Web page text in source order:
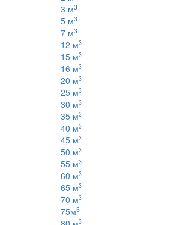
3 м3
5 м3
7 м3
12 м3
15 м3
16 м3
20 м3
25 м3
30 м3
35 м3
40 м3
45 м3
50 м3
55 м3
60 м3
65 м3
70 м3
75м3
3